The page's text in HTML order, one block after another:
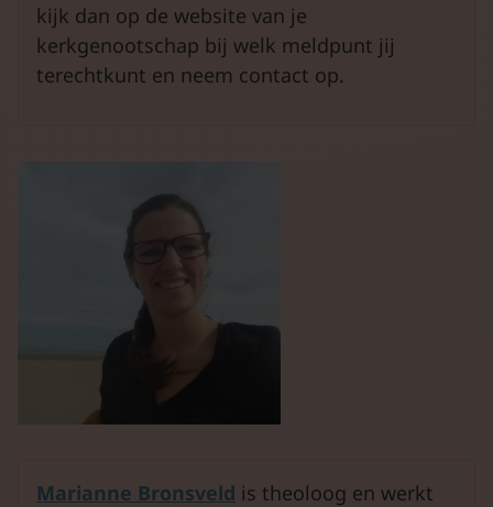
kijk dan op de website van je
kerkgenootschap bij welk meldpunt jij
terechtkunt en neem contact op.
Marianne Bronsveld is theoloog en werkt